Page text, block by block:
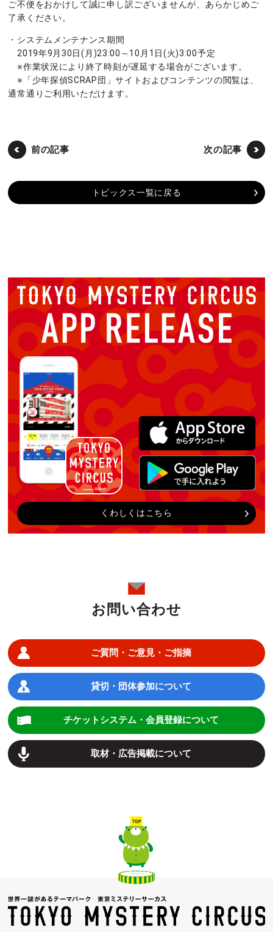
ご不便をおかけして誠に申し訳ございませんが、あらかじめご
了承ください。
・システムメンテナンス期間
2019年9月30日(月)23:00～10月1日(火)3:00予定
※作業状況により終了時刻が遅延する場合がございます。
※「少年探偵SCRAP団」サイトおよびコンテンツの閲覧は、
通常通りご利用いただけます。
前の記事 次の記事
トピックス一覧に戻る
くわしくはこちら
お問い合わせ
ご質問・ご意見・ご指摘
貸切・団体参加について
チケットシステム・会員登録について
取材・広告掲載について